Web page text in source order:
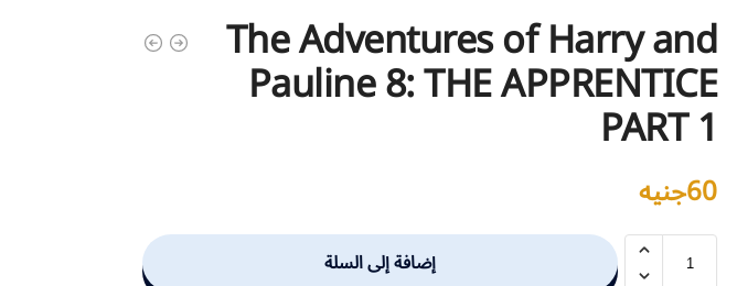
The Adventures of Harry and
Pauline 8: THE APPRENTICE
PART 1
60جنيه
إضافة إلى السلة